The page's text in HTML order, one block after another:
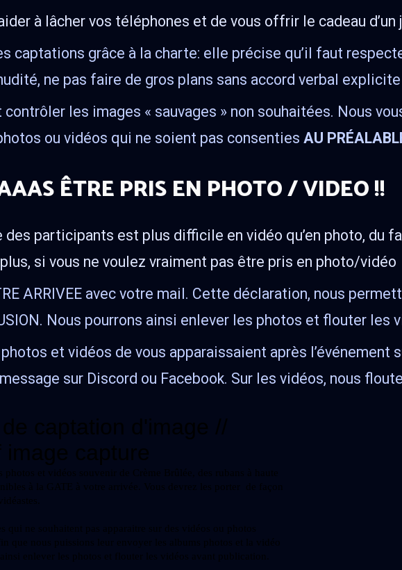
à lâcher vos téléphones et de vous offrir le cadeau
captations grâce à la charte: elle précise qu’il faut
ne pas faire de gros plans sans accord verbal
les images « sauvages » non souhaitées. Nous
ou vidéos qui ne soient pas consentiesAU
ÊTRE PRIS EN PHOTO / VIDEO !!
participants est plus difficile en vidéo qu’en photo, du
si vous ne voulez vraiment pas être pris en photo/vidéo
ARRIVEE avec votre mail. Cette déclaration, nous
Nous pourrons ainsi enlever les photos et flouter les
et vidéos de vous apparaissaient après l’événement
sur Discord ou Facebook. Sur les vidéos, nous